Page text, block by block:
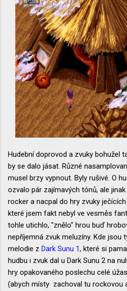
Hudební doprovod a zvuky bohužel
by se dalo jásat. Různé
musel brzy vypnout. Byly rušivé. O
ozvalo pár zajímavých tónů, ale
rocker a nacpal do hry zvuky
které jsem fakt nebyl ve vesměs
tohle utichlo, "znělo" hrou buď
nepříjemná zvuk meluzíny. Kde jsou
melodie z Dark Sunu 1, které si
hudbu i zvuk dal u Dark Sunu 2 na
hry opakovaného poslechu celé
(abych místy zachoval tu rockovou